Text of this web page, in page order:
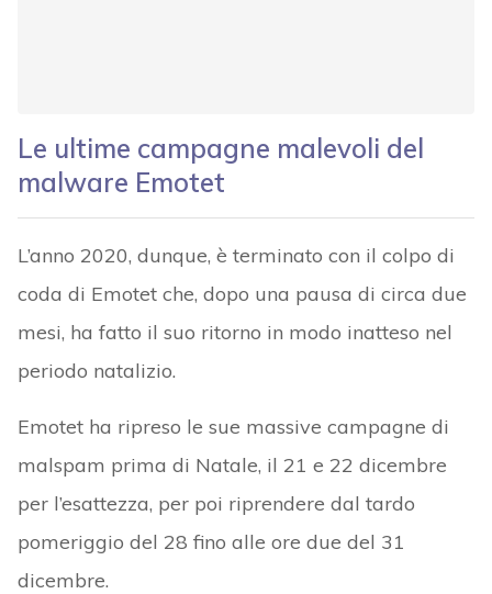
Le ultime campagne malevoli del
malware Emotet
L’anno 2020, dunque, è terminato con il colpo di
coda di Emotet che, dopo una pausa di circa due
mesi, ha fatto il suo ritorno in modo inatteso nel
periodo natalizio.
Emotet ha ripreso le sue massive campagne di
malspam prima di Natale, il 21 e 22 dicembre
per l’esattezza, per poi riprendere dal tardo
pomeriggio del 28 fino alle ore due del 31
dicembre.